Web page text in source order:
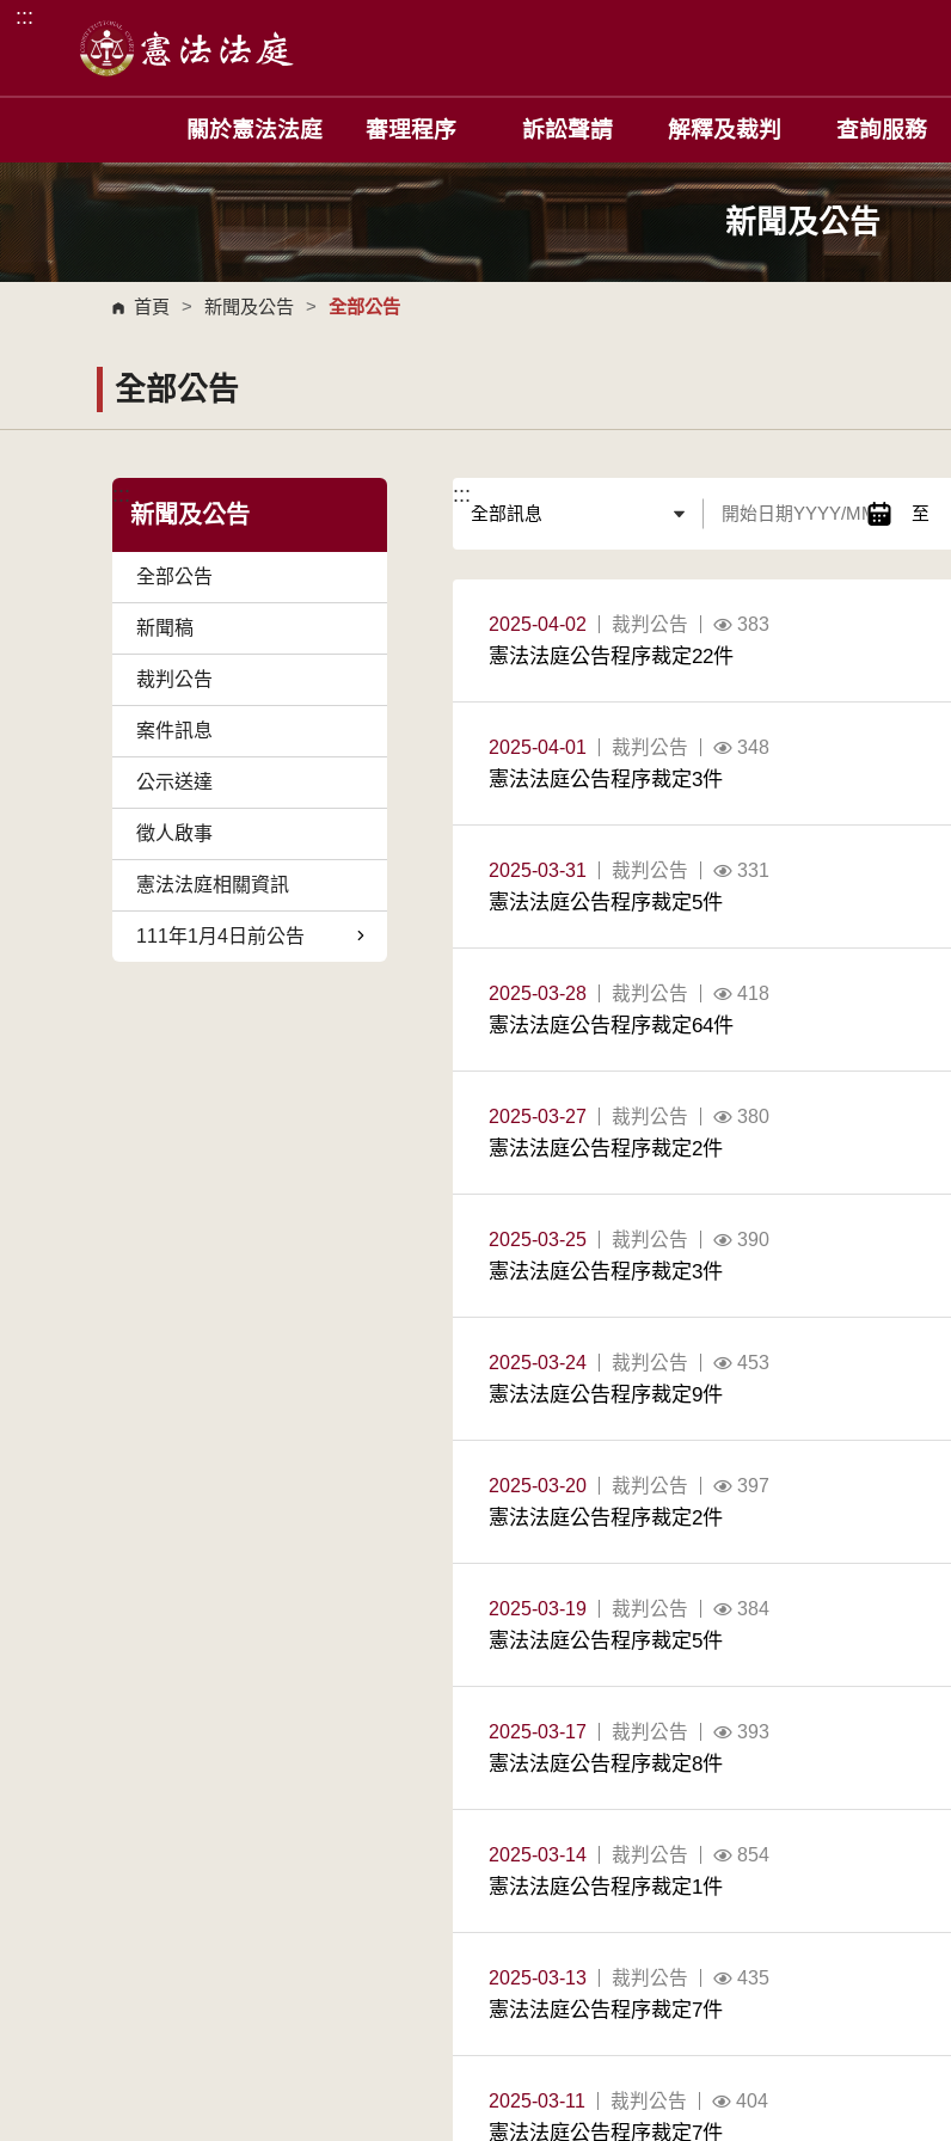
跳到主要內容區塊
:::
關於憲法法庭 審理程序 訴訟聲請 解釋及裁判 查詢服務
新聞及公告
首頁 > 新聞及公告 > 全部公告
全部公告
:::
新聞及公告
全部公告
新聞稿
裁判公告
案件訊息
公示送達
徵人啟事
憲法法庭相關資訊
111年1月4日前公告
:::
至
2025-04-02 裁判公告 383
憲法法庭公告程序裁定22件
2025-04-01 裁判公告 348
憲法法庭公告程序裁定3件
2025-03-31 裁判公告 331
憲法法庭公告程序裁定5件
2025-03-28 裁判公告 418
憲法法庭公告程序裁定64件
2025-03-27 裁判公告 380
憲法法庭公告程序裁定2件
2025-03-25 裁判公告 390
憲法法庭公告程序裁定3件
2025-03-24 裁判公告 453
憲法法庭公告程序裁定9件
2025-03-20 裁判公告 397
憲法法庭公告程序裁定2件
2025-03-19 裁判公告 384
憲法法庭公告程序裁定5件
2025-03-17 裁判公告 393
憲法法庭公告程序裁定8件
2025-03-14 裁判公告 854
憲法法庭公告程序裁定1件
2025-03-13 裁判公告 435
憲法法庭公告程序裁定7件
2025-03-11 裁判公告 404
憲法法庭公告程序裁定7件